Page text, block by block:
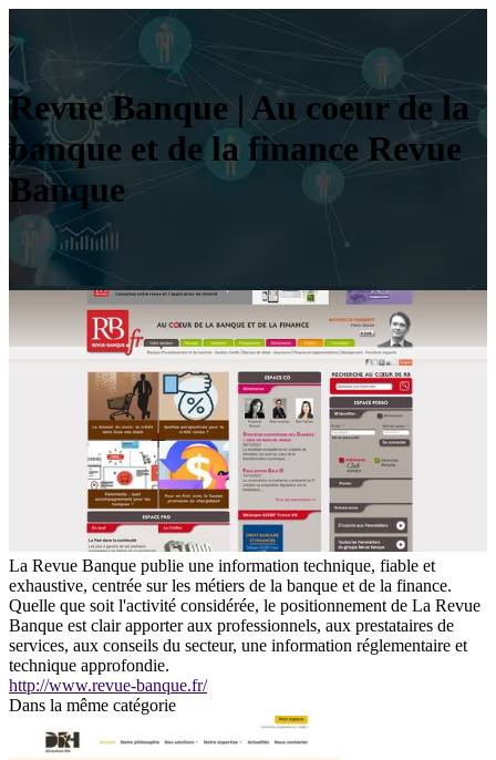
Revue Banque | Au coeur de la
banque et de la finance Revue
Banque
La Revue Banque publie une information technique, fiable et
exhaustive, centrée sur les métiers de la banque et de la finance.
Quelle que soit l'activité considérée, le positionnement de La Revue
Banque est clair apporter aux professionnels, aux prestataires de
services, aux conseils du secteur, une information réglementaire et
technique approfondie.
http://www.revue-banque.fr/
Dans la même catégorie